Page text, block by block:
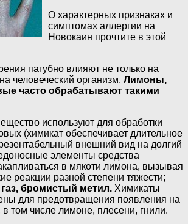
О характерных признаках и
симптомах аллергии на
Новокаин прочтите в этой
пагубно влияют не только на
человеческий организм. Лимоны,
часто обрабатывают такими
используют для обработки
(химикат обеспечивает длительное
внешний вид на долгий
элементы средства
в мякоти лимона, вызывая
реакции разной степени тяжести;
бромистый метил. Химикаты
для предотвращения появления на
в том числе лимоне, плесени, гнили.